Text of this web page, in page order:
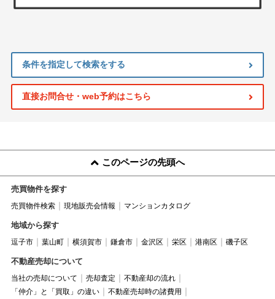
条件を指定して検索をする
直接お問合せ・web予約はこちら
このページの先頭へ
売買物件を探す
売買物件検索 現地販売会情報 マンションカタログ
地域から探す
逗子市 葉山町 横須賀市 鎌倉市 金沢区 栄区 港南区 磯子区
不動産売却について
当社の売却について 売却査定
不動産却の流れ
「仲介」と「買取」の違い
不動産売却時の諸費用